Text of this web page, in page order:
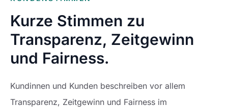
Kurze Stimmen zu
Transparenz, Zeitgewinn
und Fairness.
Kundinnen und Kunden beschreiben vor allem
Transparenz, Zeitgewinn und Fairness im